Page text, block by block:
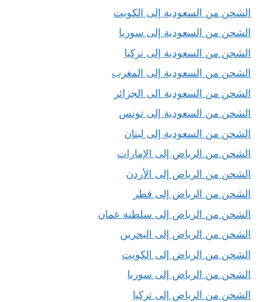
الشحن من السعودية إلى الكويت
الشحن من السعودية إلى سوريا
الشحن من السعودية إلى تركيا
الشحن من السعودية إلى المغرب
الشحن من السعودية الى الجزائر
الشحن من السعودية إلى تونس
الشحن من السعودية إلى لبنان
الشحن من الرياض إلى الإمارات
الشحن من الرياض إلى الأردن
الشحن من الرياض إلى قطر
الشحن من الرياض إلى سلطنة عمان
الشحن من الرياض إلى البحرين
الشحن من الرياض إلى الكويت
الشحن من الرياض إلى سوريا
الشحن من الرياض إلى تركيا